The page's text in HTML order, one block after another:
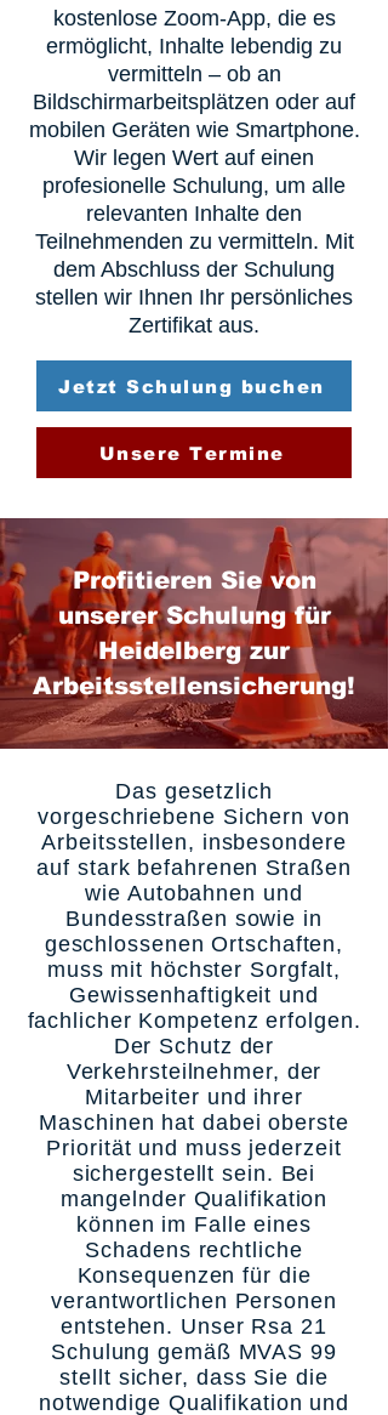
kostenlose Zoom-App, die es
ermöglicht, Inhalte lebendig zu
vermitteln – ob an
Bildschirmarbeitsplätzen oder auf
mobilen Geräten wie Smartphone.
Wir legen Wert auf einen
profesionelle Schulung, um alle
relevanten Inhalte den
Teilnehmenden zu vermitteln. Mit
dem Abschluss der Schulung
stellen wir Ihnen Ihr persönliches
Zertifikat aus.
Jetzt Schulung buchen
Unsere Termine
Profitieren Sie von
unserer Schulung für
Heidelberg zur
Arbeitsstellensicherung!
Das gesetzlich
vorgeschriebene Sichern von
Arbeitsstellen, insbesondere
auf stark befahrenen Straßen
wie Autobahnen und
Bundesstraßen sowie in
geschlossenen Ortschaften,
muss mit höchster Sorgfalt,
Gewissenhaftigkeit und
fachlicher Kompetenz erfolgen.
Der Schutz der
Verkehrsteilnehmer, der
Mitarbeiter und ihrer
Maschinen hat dabei oberste
Priorität und muss jederzeit
sichergestellt sein. Bei
mangelnder Qualifikation
können im Falle eines
Schadens rechtliche
Konsequenzen für die
verantwortlichen Personen
entstehen. Unser Rsa 21
Schulung gemäß MVAS 99
stellt sicher, dass Sie die
notwendige Qualifikation und